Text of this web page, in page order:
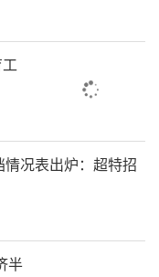
况表出炉：超特招
半